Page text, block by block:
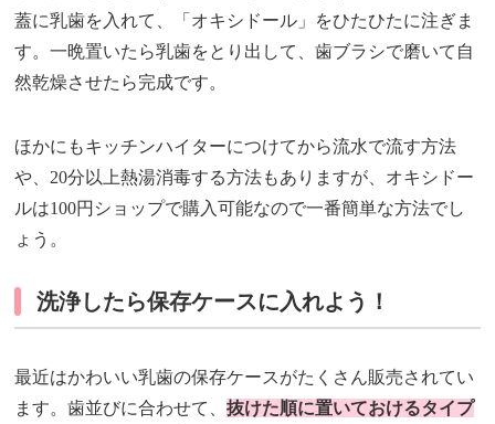
蓋に乳歯を入れて、「オキシドール」をひたひたに注ぎま
す。一晩置いたら乳歯をとり出して、歯ブラシで磨いて自
然乾燥させたら完成です。
ほかにもキッチンハイターにつけてから流水で流す方法
や、20分以上熱湯消毒する方法もありますが、オキシドー
ルは100円ショップで購入可能なので一番簡単な方法でし
ょう。
洗浄したら保存ケースに入れよう！
最近はかわいい乳歯の保存ケースがたくさん販売されてい
ます。歯並びに合わせて、抜けた順に置いておけるタイプ